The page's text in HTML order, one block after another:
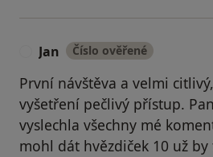
Jan Číslo ověřené
První návštěva a velmi
vyšetření pečlivý přístup.
vyslechla všechny mé
mohl dát hvězdiček 10 už by